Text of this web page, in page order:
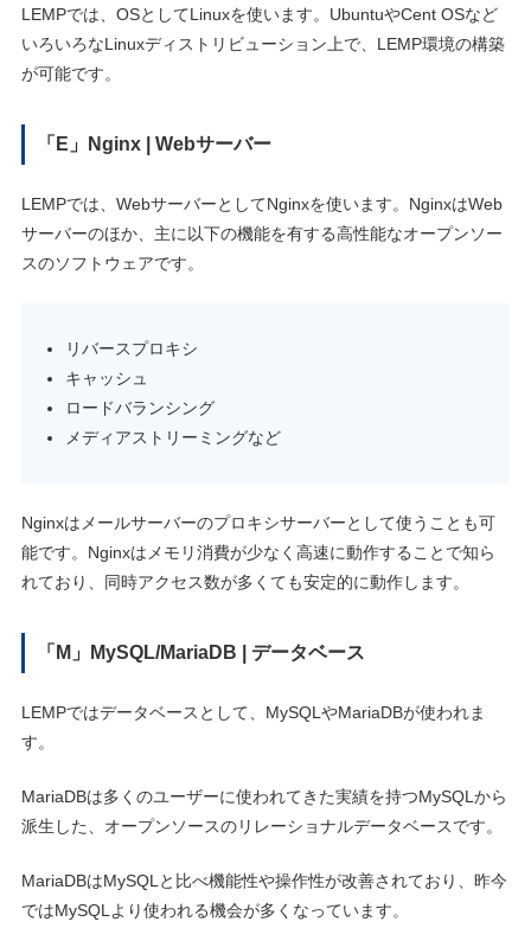
LEMPでは、OSとしてLinuxを使います。UbuntuやCent OSなど
いろいろなLinuxディストリビューション上で、LEMP環境の構築
が可能です。
「E」Nginx | Webサーバー
LEMPでは、WebサーバーとしてNginxを使います。NginxはWeb
サーバーのほか、主に以下の機能を有する高性能なオープンソー
スのソフトウェアです。
リバースプロキシ
キャッシュ
ロードバランシング
メディアストリーミングなど
Nginxはメールサーバーのプロキシサーバーとして使うことも可
能です。Nginxはメモリ消費が少なく高速に動作することで知ら
れており、同時アクセス数が多くても安定的に動作します。
「M」MySQL/MariaDB | データベース
LEMPではデータベースとして、MySQLやMariaDBが使われま
す。
MariaDBは多くのユーザーに使われてきた実績を持つMySQLから
派生した、オープンソースのリレーショナルデータベースです。
MariaDBはMySQLと比べ機能性や操作性が改善されており、昨今
ではMySQLより使われる機会が多くなっています。